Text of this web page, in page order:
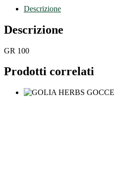
Descrizione
Descrizione
GR 100
Prodotti correlati